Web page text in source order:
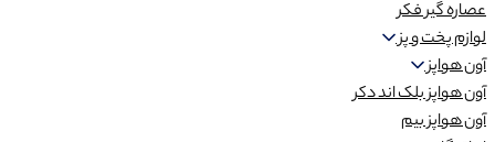
عصاره گیر فکر
لوازم پخت و پز
آون هواپز
آون هواپز بلک اند دکر
آون هواپز بیم